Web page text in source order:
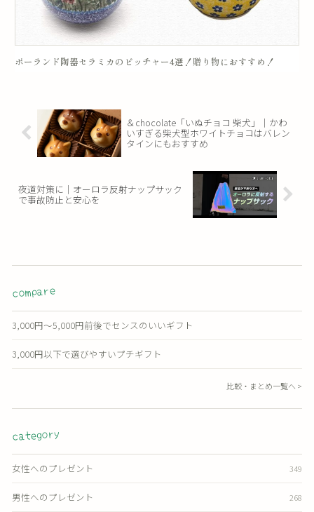
ポーランド陶器セラミカのピッチャー4選！贈り物におすすめ！
＆chocolate「いぬチョコ 柴犬」｜かわ
いすぎる柴犬型ホワイトチョコはバレン
タインにもおすすめ
夜道対策に｜オーロラ反射ナップサック
で事故防止と安心を
compare
3,000円〜5,000円前後でセンスのいいギフト
3,000円以下で選びやすいプチギフト
比較・まとめ一覧へ >
category
女性へのプレゼント 349
男性へのプレゼント 268